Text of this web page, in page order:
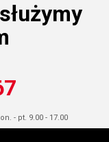
- pt. 9.00 - 17.00